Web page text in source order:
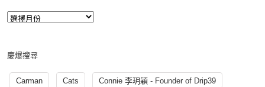
慶爆搜尋
Carman Cats Connie 李玥穎 - Founder of Drip39